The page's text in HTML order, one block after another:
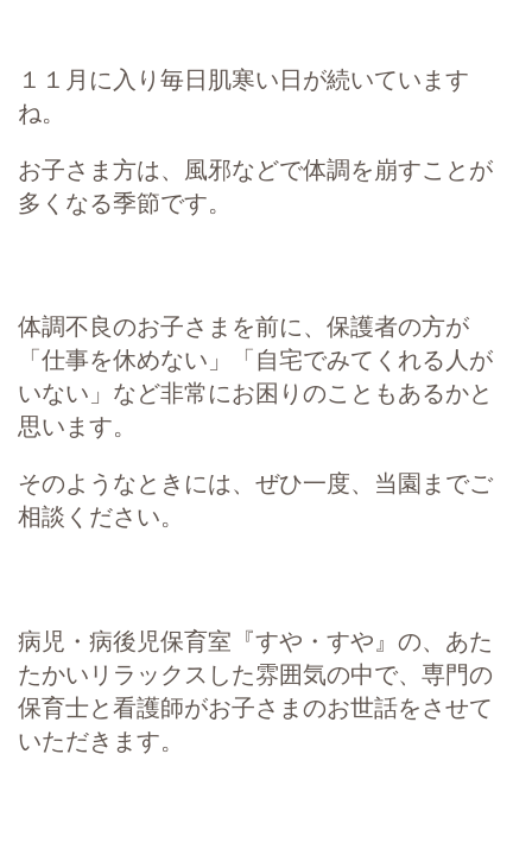
１１月に入り毎日肌寒い日が続いています
ね。
お子さま方は、風邪などで体調を崩すことが
多くなる季節です。
体調不良のお子さまを前に、保護者の方が
「仕事を休めない」「自宅でみてくれる人が
いない」など非常にお困りのこともあるかと
思います。
そのようなときには、ぜひ一度、当園までご
相談ください。
病児・病後児保育室『すや・すや』の、あた
たかいリラックスした雰囲気の中で、専門の
保育士と看護師がお子さまのお世話をさせて
いただきます。